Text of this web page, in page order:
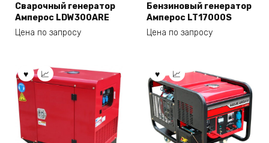
Сварочный генератор
Амперос LDW300ARE
Цена по запросу
Бензиновый генератор
Амперос LT17000S
Цена по запросу